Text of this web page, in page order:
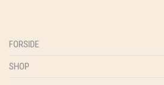
FORSIDE
SHOP